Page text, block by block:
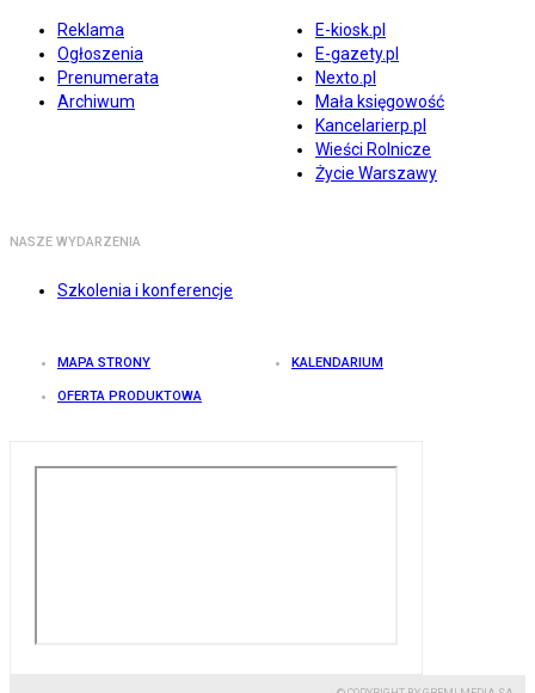
Reklama
Ogłoszenia
Prenumerata
Archiwum
E-kiosk.pl
E-gazety.pl
Nexto.pl
Mała księgowość
Kancelarierp.pl
Wieści Rolnicze
Życie Warszawy
NASZE WYDARZENIA
Szkolenia i konferencje
MAPA STRONY KALENDARIUM
OFERTA PRODUKTOWA